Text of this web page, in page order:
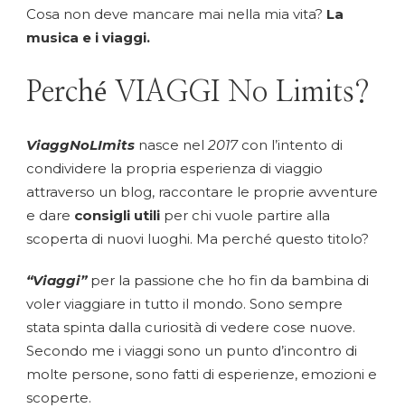
Cosa non deve mancare mai nella mia vita? La
musica e i viaggi.
Perché VIAGGI No Limits?
ViaggNoLImits nasce nel 2017con l’intento di
condividere la propria esperienza di viaggio
attraverso un blog, raccontare le proprie avventure
e dare consigli utili per chi vuole partire alla
scoperta di nuovi luoghi. Ma perché questo titolo?
“Viaggi”per la passione che ho fin da bambina di
voler viaggiare in tutto il mondo. Sono sempre
stata spinta dalla curiosità di vedere cose nuove.
Secondo me i viaggi sono un punto d’incontro di
molte persone, sono fatti di esperienze, emozioni e
scoperte.